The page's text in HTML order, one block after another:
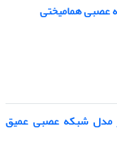
عصبی همامیختی
مدل شبکه عصبی عمیق